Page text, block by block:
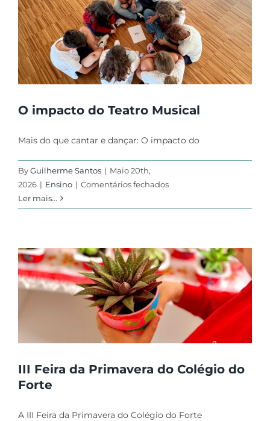
que
está
a
desenvolver
a
linguagem
crianças
O impacto do Teatro Musical
Mais do que cantar e dançar: O impacto do
ByGuilherme Santos | Maio 20th,
2026 | Ensino | Comentários fechadosem
impacto
Musical
Ler mais...
III Feira da Primavera do Colégio do
Forte
A III Feira da Primavera do Colégio do Forte